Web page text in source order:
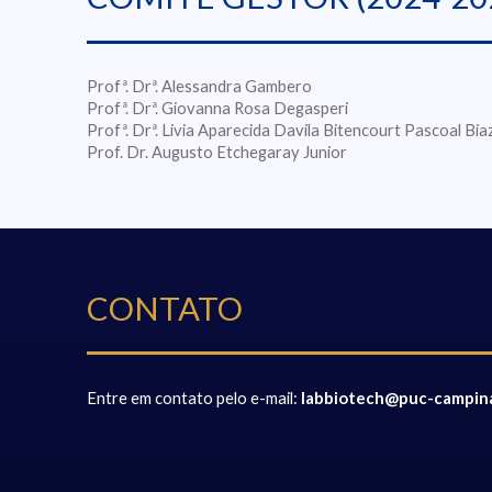
Profª. Drª. Alessandra Gambero
Profª. Drª. Giovanna Rosa Degasperi
Profª. Drª. Livia Aparecida Davila Bitencourt Pascoal
Prof. Dr. Augusto Etchegaray Junior
CONTATO
Entre em contato pelo e-mail: labbiotech@puc-